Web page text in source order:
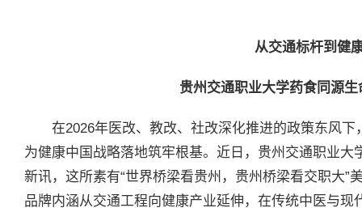
从交通标杆到健
贵州交通职业大学药食同源
在2026年医改、教改、社改深化推进的政策东风
为健康中国战略落地筑牢根基。近日，贵州交通职业
新讯，这所素有“世界桥梁看贵州，贵州桥梁看交职大”
品牌内涵从交通工程向健康产业延伸，在传统中医与现